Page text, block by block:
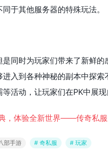
于其他服务器的特殊玩法。
同时为玩家们带来了新鲜
入到各种神秘的副本中探
活动，让玩家们在PK中展现
部手游 # 奇私服 # 玩家